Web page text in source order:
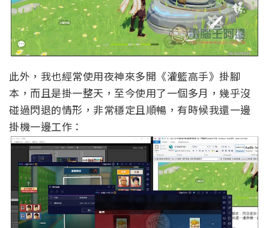
此外，我也經常使用夜神來多開《灌籃高手》掛腳
本，而且是掛一整天，至今使用了一個多月，幾乎沒
碰過閃退的情形，非常穩定且順暢，有時候我還一邊
掛機一邊工作：